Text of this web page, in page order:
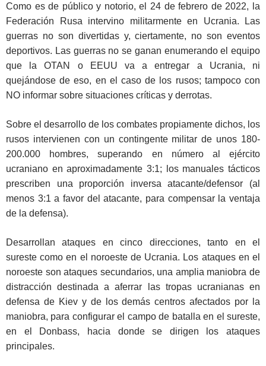
Como es de público y notorio, el 24 de febrero de 2022, la
Federación Rusa intervino militarmente en Ucrania. Las
guerras no son divertidas y, ciertamente, no son eventos
deportivos. Las guerras no se ganan enumerando el equipo
que la OTAN o EEUU va a entregar a Ucrania, ni
quejándose de eso, en el caso de los rusos; tampoco con
NO informar sobre situaciones críticas y derrotas.
Sobre el desarrollo de los combates propiamente dichos, los
rusos intervienen con un contingente militar de unos 180-
200.000 hombres, superando en número al ejército
ucraniano en aproximadamente 3:1; los manuales tácticos
prescriben una proporción inversa atacante/defensor (al
menos 3:1 a favor del atacante, para compensar la ventaja
de la defensa).
Desarrollan ataques en cinco direcciones, tanto en el
sureste como en el noroeste de Ucrania. Los ataques en el
noroeste son ataques secundarios, una amplia maniobra de
distracción destinada a aferrar las tropas ucranianas en
defensa de Kiev y de los demás centros afectados por la
maniobra, para configurar el campo de batalla en el sureste,
en el Donbass, hacia donde se dirigen los ataques
principales.